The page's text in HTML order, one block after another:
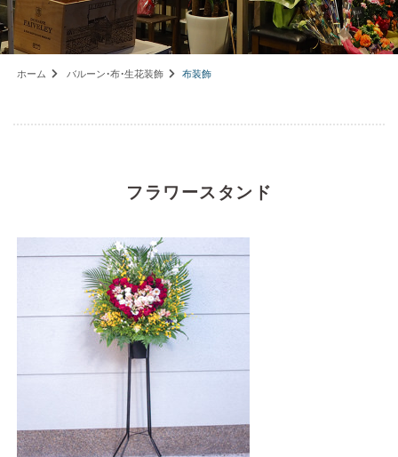
ホーム バルーン・布・生花装飾 布装飾
フラワースタンド